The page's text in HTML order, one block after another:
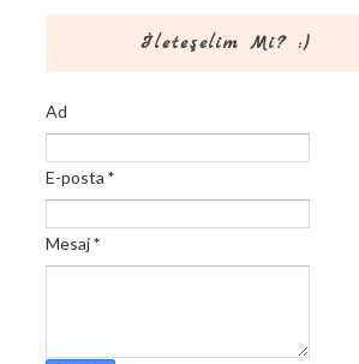
İleteşelim Mi? :)
Ad
E-posta *
Mesaj*